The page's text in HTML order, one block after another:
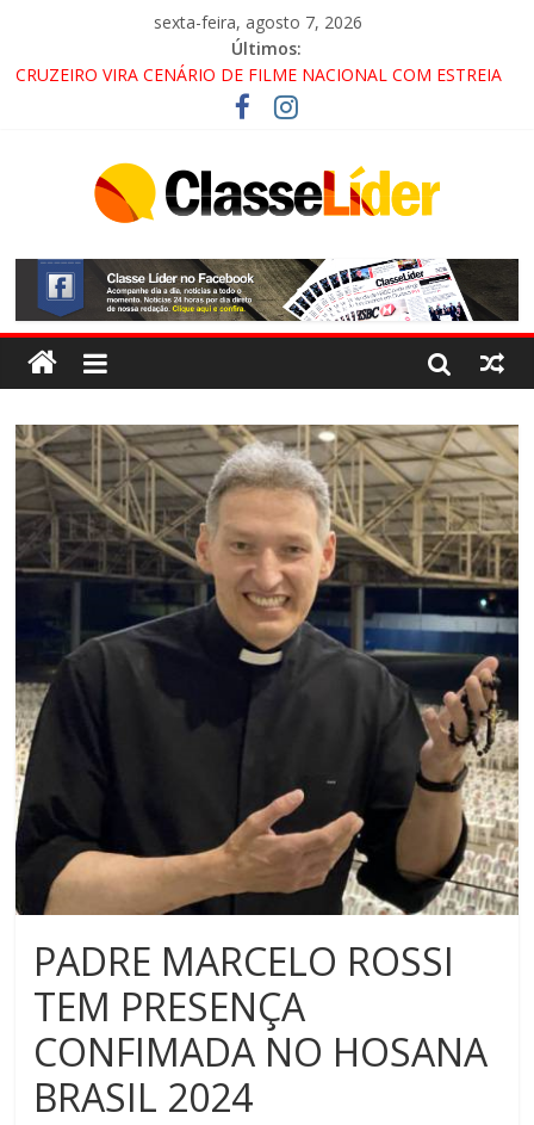
sexta-feira, agosto 7, 2026
Últimos:
CRUZEIRO VIRA CENÁRIO DE FILME NACIONAL COM ESTREIA
PROMOTOR DO GAECO
ACESSO À APARECIDA NA DUTRA SERÁ BLOQUEADO NO FIM
ALTERNATIVAS
LORENA, PINDAMONHANGABA E QUELUZ NA RETA FINAL
PELA FÁBRICA DA COCA-COLA!
PADRE MARCELO ROSSI
TEM PRESENÇA
CONFIMADA NO HOSANA
BRASIL 2024